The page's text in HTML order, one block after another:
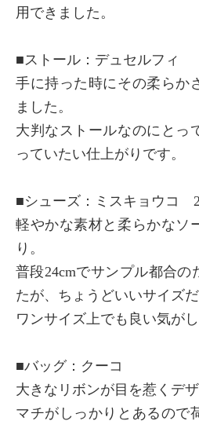
用できました。
■ストール：デュセルフィ
手に持った時にその柔らか
ました。
大判なストールなのにとっ
っていたい仕上がりです。
■シューズ：ミスキョウコ
軽やかな素材と柔らかなソ
り。
普段24cmでサンプル都合の
たが、ちょうどいいサイズだ
ワンサイズ上でも良い気がし
■バッグ：クーコ
大きなリボンが目を惹くデザ
マチがしっかりとあるので